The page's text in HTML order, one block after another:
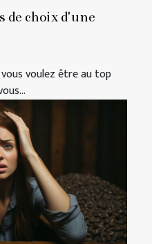
de choix d'une
vous voulez être au top